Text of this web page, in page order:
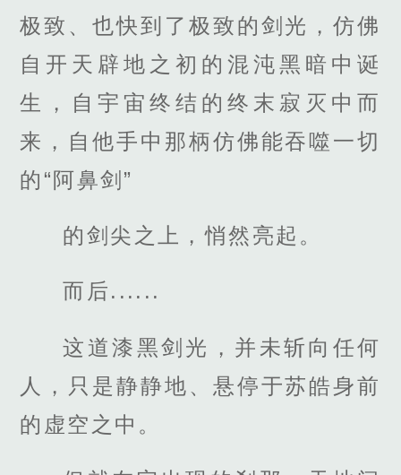
极致、也快到了极致的剑光，仿佛
自开天辟地之初的混沌黑暗中诞
生，自宇宙终结的终末寂灭中而
来，自他手中那柄仿佛能吞噬一切
的“阿鼻剑”
的剑尖之上，悄然亮起。
而后......
这道漆黑剑光，并未斩向任何
人，只是静静地、悬停于苏皓身前
的虚空之中。